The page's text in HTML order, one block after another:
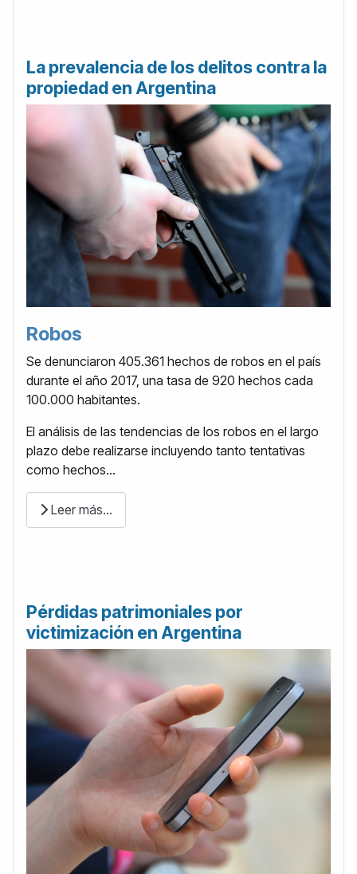
La prevalencia de los delitos contra la
propiedad en Argentina
Robos
Se denunciaron 405.361 hechos de robos en el país
durante el año 2017, una tasa de 920 hechos cada
100.000 habitantes.
El análisis de las tendencias de los robos en el largo
plazo debe realizarse incluyendo tanto tentativas
como hechos...
Leer más…
Pérdidas patrimoniales por
victimización en Argentina